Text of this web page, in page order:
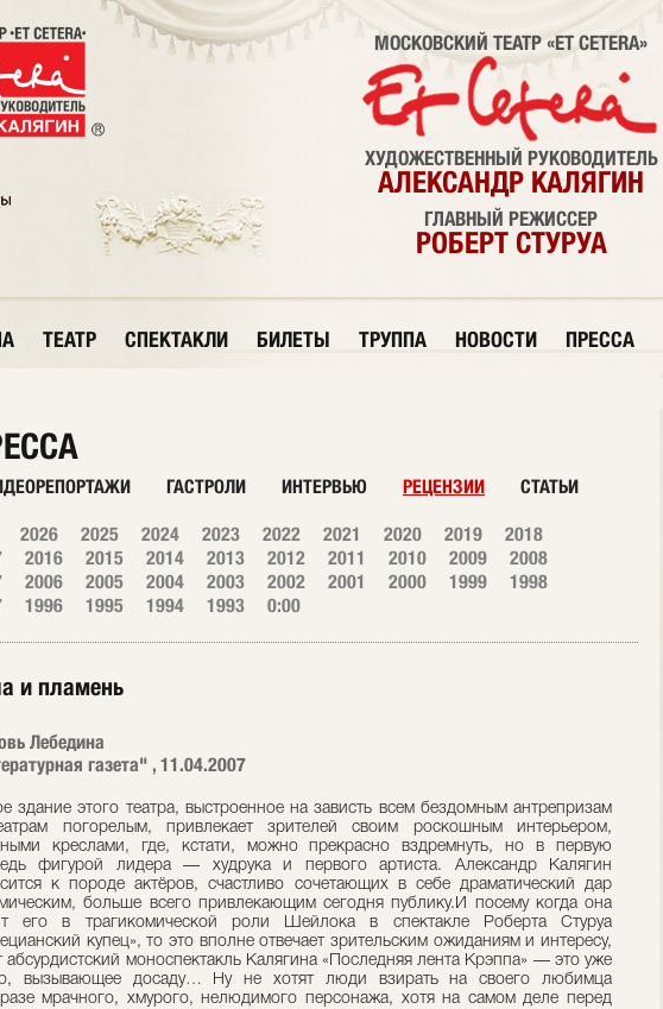
МОСКОВСКИЙ ТЕАТР «ET CETERA»
ХУДОЖЕСТВЕННЫЙ РУКОВОДИТЕЛЬ
АЛЕКСАНДР КАЛЯГИН
ГЛАВНЫЙ РЕЖИССЕР
РОБЕРТ СТУРУА
ТЕАТР СПЕКТАКЛИ БИЛЕТЫ ТРУППА НОВОСТИ ПРЕССА
ГАСТРОЛИ ИНТЕРВЬЮ РЕЦЕНЗИИ СТАТЬИ
2026 2025 2024 2023 2022 2021 2020 2019
2018
2016 2015 2014 2013 2012 2011 2010 2009
2008
2006 2005 2004 2003 2002 2001 2000 1999
1998
1996 1995 1994 1993 0:00
и пламень
Лебедина
газета" , 11.04.2007
здание этого театра, выстроенное на зависть всем бездомным антрепризам
погорелым, привлекает зрителей своим роскошным интерьером,
креслами, где, кстати, можно прекрасно вздремнуть, но в первую
фигурой лидера — худрука и первого артиста. Александр Калягин
к породе актёров, счастливо сочетающих в себе драматический дар
больше всего привлекающим сегодня публику.И посему когда она
его в трагикомической роли Шейлока в спектакле Роберта Стуруа
купец», то это вполне отвечает зрительским ожиданиям и интересу,
абсурдистский моноспектакль Калягина «Последняя лента Крэппа» — это уже
вызывающее досаду… Ну не хотят люди взирать на своего любимца
мрачного, хмурого, нелюдимого персонажа, хотя на самом деле перед